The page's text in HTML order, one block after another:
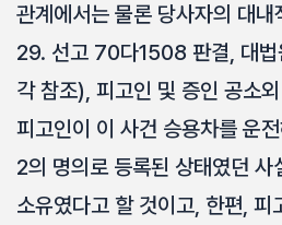
관계에서는 물론 당사자의 대
29. 선고 70다1508 판결, 대
각 참조), 피고인 및 증인 공소
피고인이 이 사건 승용차를 운
2의 명의로 등록된 상태였던
소유였다고 할 것이고, 한편,